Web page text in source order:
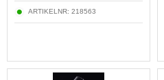
ARTIKELNR: 218563